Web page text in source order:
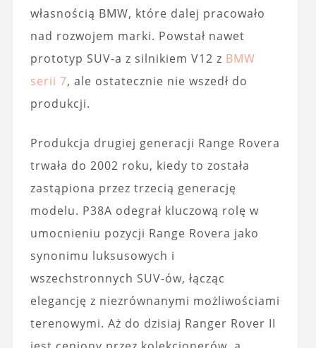
własnością BMW, które dalej pracowało
nad rozwojem marki. Powstał nawet
prototyp SUV-a z silnikiem V12 z BMW
serii 7, ale ostatecznie nie wszedł do
produkcji.
Produkcja drugiej generacji Range Rovera
trwała do 2002 roku, kiedy to została
zastąpiona przez trzecią generację
modelu. P38A odegrał kluczową rolę w
umocnieniu pozycji Range Rovera jako
synonimu luksusowych i
wszechstronnych SUV-ów, łącząc
elegancję z niezrównanymi możliwościami
terenowymi. Aż do dzisiaj Ranger Rover II